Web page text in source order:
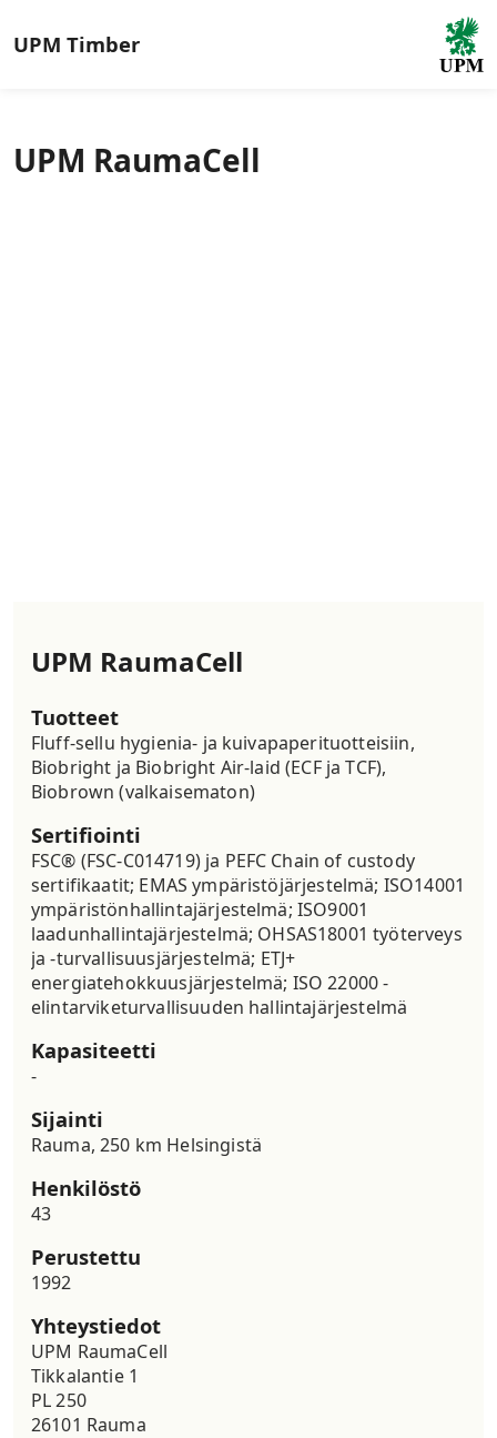
UPM Timber
UPM RaumaCell
UPM RaumaCell
Tuotteet
Fluff-sellu hygienia- ja kuivapaperituotteisiin,
Biobright ja Biobright Air-laid (ECF ja TCF),
Biobrown (valkaisematon)
Sertifiointi
FSC® (FSC-C014719) ja PEFC Chain of custody
sertifikaatit; EMAS ympäristöjärjestelmä; ISO14001
ympäristönhallintajärjestelmä; ISO9001
laadunhallintajärjestelmä; OHSAS18001 työterveys
ja -turvallisuusjärjestelmä; ETJ+
energiatehokkuusjärjestelmä; ISO 22000 -
elintarviketurvallisuuden hallintajärjestelmä
Kapasiteetti
-
Sijainti
Rauma, 250 km Helsingistä
Henkilöstö
43
Perustettu
1992
Yhteystiedot
UPM RaumaCell
Tikkalantie 1
PL 250
26101 Rauma